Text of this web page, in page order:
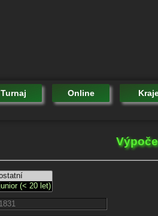
Turnaj Online